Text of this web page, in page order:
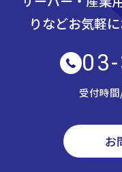
りなどお気軽
受付時
お